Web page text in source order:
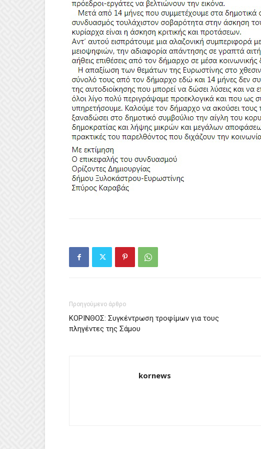
Προηγούμενο άρθρο
ΚΟΡΙΝΘΟΣ: Συγκέντρωση τροφίμων για τους
πληγέντες της Σάμου
kornews